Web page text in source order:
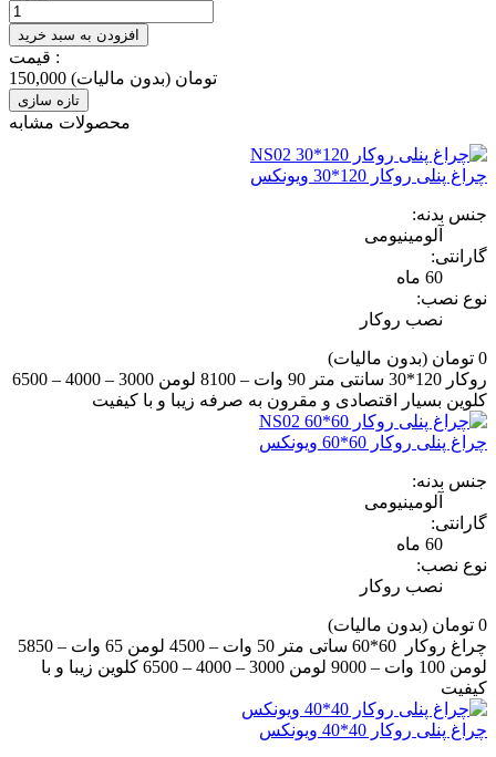
افزودن به سبد خرید
قیمت :
150,000 تومان (بدون مالیات)
محصولات مشابه
چراغ پنلی روکار 120*30 ویونکس
جنس بدنه:
آلومینیومی
گارانتی:
60 ماه
نوع نصب:
نصب روکار
0 تومان
(بدون مالیات)
روکار 120*30 سانتی متر 90 وات – 8100 لومن 3000 – 4000 – 6500
کلوین بسیار اقتصادی و مقرون به صرفه زیبا و با کیفیت
چراغ پنلی روکار 60*60 ویونکس
جنس بدنه:
آلومینیومی
گارانتی:
60 ماه
نوع نصب:
نصب روکار
0 تومان
(بدون مالیات)
چراغ روکار 60*60 ساتی متر 50 وات – 4500 لومن 65 وات – 5850
لومن 100 وات – 9000 لومن 3000 – 4000 – 6500 کلوین زیبا و با
کیفیت
چراغ پنلی روکار 40*40 ویونکس